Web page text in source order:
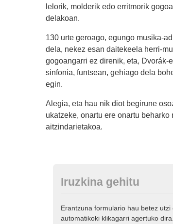
lelorik, molderik edo erritmorik
delakoan.
130 urte geroago, egungo musika-
dela, nekez esan daitekeela herri-
gogoangarri ez direnik, eta, Dvorák-
sinfonia, funtsean, gehiago dela
egin.
Alegia, eta hau nik diot begirune
ukatzeke, onartu ere onartu
aitzindarietakoa.
Iruzkina gehitu
Erantzuna formulario hau betez
automatikoki klikagarri agertuko dira.